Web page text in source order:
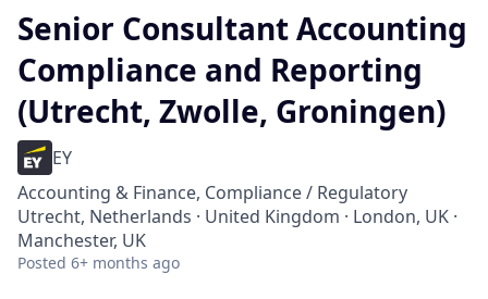
Senior Consultant Accounting
Compliance and Reporting
(Utrecht, Zwolle, Groningen)
EY
Accounting & Finance, Compliance / Regulatory
Utrecht, Netherlands · United Kingdom · London, UK ·
Manchester, UK
Posted 6+ months ago